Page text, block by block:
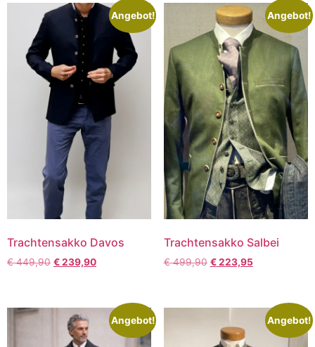
Angebot!
Trachtensakko Davos
€449,90 €239,90
Angebot!
Trachtensakko Salbei
€499,90 €223,95
Angebot! Angebot!